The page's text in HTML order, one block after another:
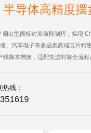
导体高精度摆
扇出型面板封装前段制程，实现
、汽车电子等多品类高端芯片精
降本增效，适配先进封装全流程
线：